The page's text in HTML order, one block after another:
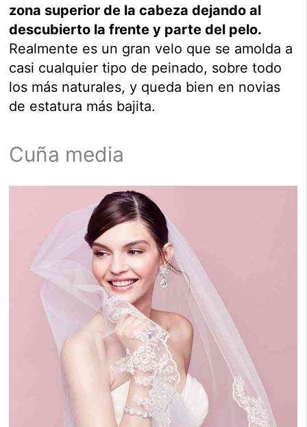
zona superior de la cabeza dejando al
descubierto la frente y parte del pelo.
Realmente es un gran velo que se amolda a
casi cualquier tipo de peinado, sobre todo
los más naturales, y queda bien en novias
de estatura más bajita.
Cuña media